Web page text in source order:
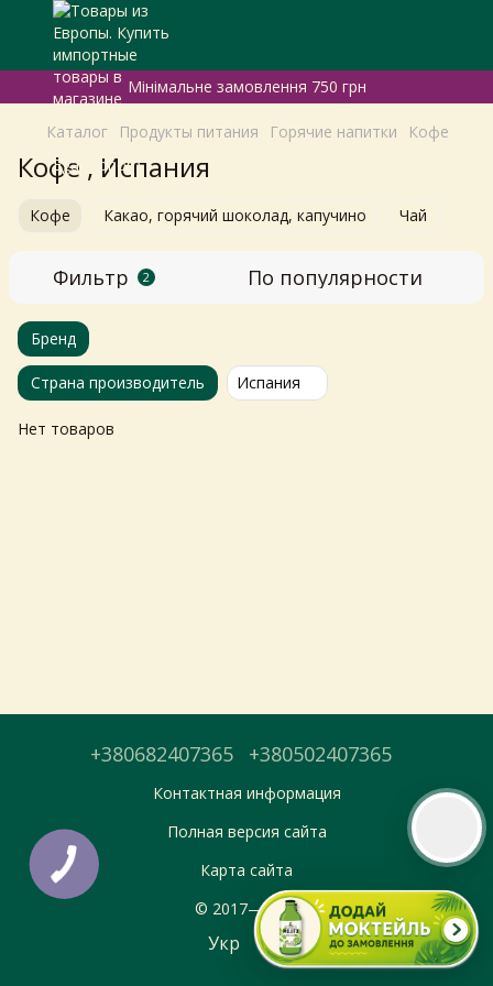
Мінімальне замовлення 750 грн
Каталог Продукты питания Горячие напитки Кофе
Кофе , Испания
Кофе Какао, горячий шоколад, капучино Чай
Фильтр 2 По популярности
Бренд
Страна производитель Испания
Нет товаров
+380682407365 +380502407365
Контактная информация
Полная версия сайта
Карта сайта
© 2017—2026
Укр Рус
Перейти до оформлення
День доставки обираєте під час оформлення.